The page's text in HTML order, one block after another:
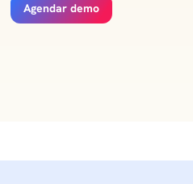
Agendar demo